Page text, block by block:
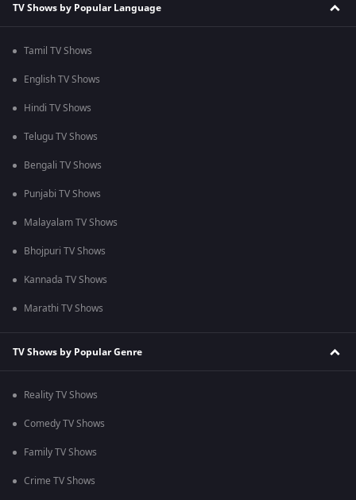
TV Shows by Popular Language
Tamil TV Shows
English TV Shows
Hindi TV Shows
Telugu TV Shows
Bengali TV Shows
Punjabi TV Shows
Malayalam TV Shows
Bhojpuri TV Shows
Kannada TV Shows
Marathi TV Shows
TV Shows by Popular Genre
Reality TV Shows
Comedy TV Shows
Family TV Shows
Crime TV Shows